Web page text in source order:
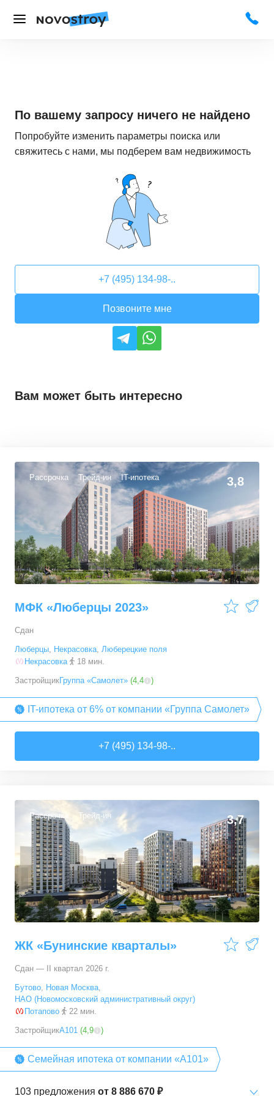
По вашему запросу ничего не найдено
Попробуйте изменить параметры поиска или
свяжитесь с нами, мы подберем вам недвижимость
+7 (495) 134-98-..
Позвоните мне
Вам может быть интересно
Рассрочка Трейд-ин IT-ипотека 3,8
МФК «Люберцы 2023»
Сдан
Люберцы, Некрасовка, Люберецкие поля
Некрасовка
18 мин.
ЗастройщикГруппа «Самолет» (4,4 )
IT-ипотека от 6% от компании «Группа Самолет»
+7 (495) 134-98-..
Рассрочка Трейд-ин 3,7
ЖК «Бунинские кварталы»
Сдан — II квартал 2026 г.
Бутово, Новая Москва,
НАО (Новомосковский административный округ)
Потапово
22 мин.
ЗастройщикА101 (4,9 )
Семейная ипотека от компании «А101»
103 предложения от 8 886 670 ₽